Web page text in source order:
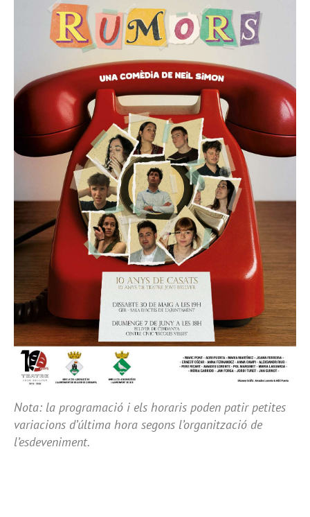
Nota: la programació i els horaris poden patir petites
variacions d’última hora segons l’organització de
l’esdeveniment.